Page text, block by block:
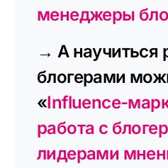
менеджеры
→ А научиться
блогерами
«Influence-
работа с
лидерами